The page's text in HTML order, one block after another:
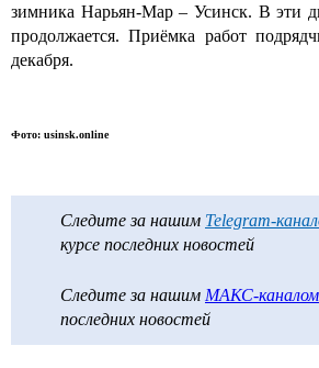
зимника Нарьян-Мар – Усинск. В эти
продолжается. Приёмка работ
декабря.
Фото: usinsk.online
Следите за нашим Telegram-
курсе последних новостей
Следите за нашим МАКС-каналом
последних новостей